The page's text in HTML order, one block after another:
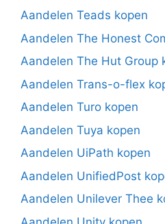
Aandelen Teads kopen
Aandelen The Honest
Aandelen The Hut Group
Aandelen Trans-o-flex
Aandelen Turo kopen
Aandelen Tuya kopen
Aandelen UiPath kopen
Aandelen UnifiedPost
Aandelen Unilever Thee